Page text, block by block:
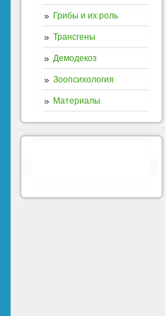
Грибы и их роль
Трансгены
Демодекоз
Зоопсихология
Материалы